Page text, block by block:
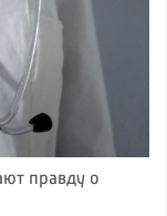
правду о